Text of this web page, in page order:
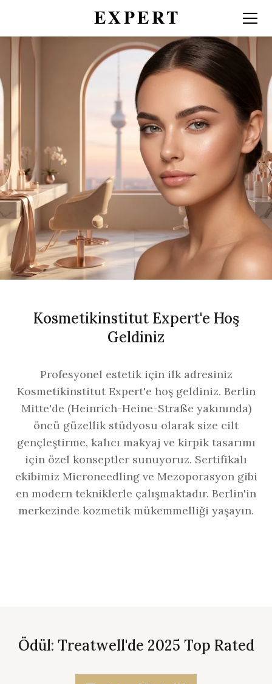
Berlin Mitte'de Expert
Güzellik Stüdyosu
Kalıcı Makyaj • Yüz Bakımı • Kirpik
Kosmetikinstitut Expert'e Hoş
Geldiniz
Profesyonel estetik için ilk adresiniz
Kosmetikinstitut Expert'e hoş geldiniz. Berlin
Mitte'de (Heinrich-Heine-Straße yakınında)
öncü güzellik stüdyosu olarak size cilt
gençleştirme, kalıcı makyaj ve kirpik tasarımı
için özel konseptler sunuyoruz. Sertifikalı
ekibimiz Microneedling ve Mezoporasyon gibi
en modern tekniklerle çalışmaktadır. Berlin'in
merkezinde kozmetik mükemmelliği yaşayın.
Ödül: Treatwell'de 2025 Top Rated